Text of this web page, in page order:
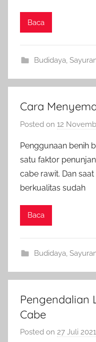
Baca
Budidaya,
Cara
Posted on 12
Penggunaan benih
satu faktor
cabe rawit. Dan
berkualitas sudah
Baca
Budidaya
Pengendalian
Cabe
Posted on 27 Juli 2021